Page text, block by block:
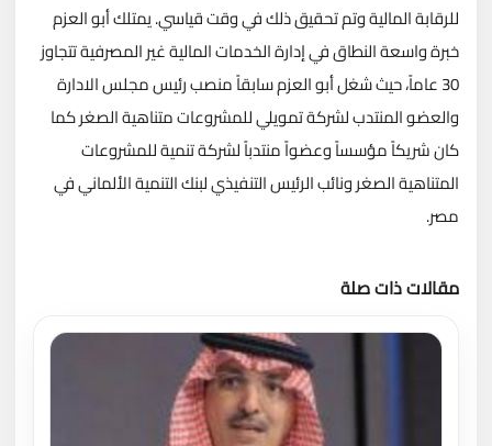
للرقابة المالية وتم تحقيق ذلك في وقت قياسي. يمتلك أبو العزم
خبرة واسعة النطاق في إدارة الخدمات المالية غير المصرفية تتجاوز
30 عاماً، حيث شغل أبو العزم سابقاً منصب رئيس مجلس الادارة
والعضو المنتدب لشركة تمويلي للمشروعات متناهية الصغر كما
كان شريكاً مؤسساً وعضواً منتدباً لشركة تنمية للمشروعات
المتناهية الصغر ونائب الرئيس التنفيذي لبنك التنمية الألماني في
مصر.
مقالات ذات صلة